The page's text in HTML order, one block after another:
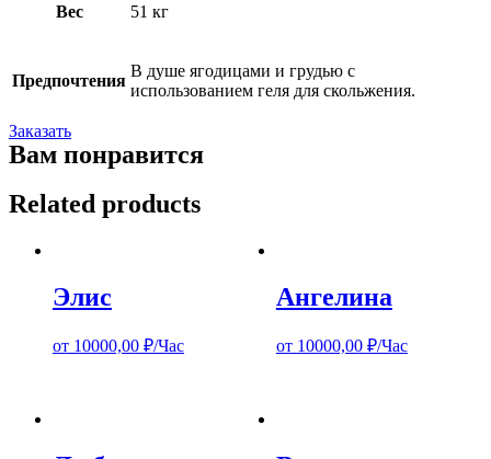
Вес 51 кг
Предпочтения
В душе ягодицами и грудью с
использованием геля для скольжения.
Заказать
Вам понравится
Related products
Элис
от 10000,00 ₽/Час
Ангелина
от 10000,00 ₽/Час